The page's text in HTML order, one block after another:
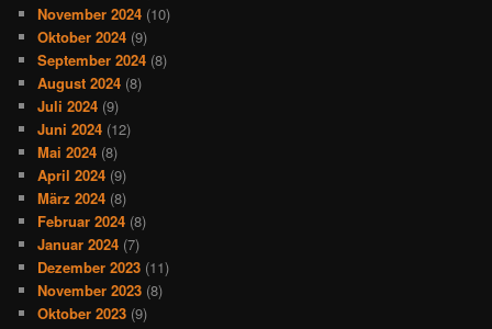
November 2024 (10)
Oktober 2024 (9)
September 2024 (8)
August 2024 (8)
Juli 2024 (9)
Juni 2024 (12)
Mai 2024 (8)
April 2024 (9)
März 2024 (8)
Februar 2024 (8)
Januar 2024 (7)
Dezember 2023 (11)
November 2023 (8)
Oktober 2023 (9)